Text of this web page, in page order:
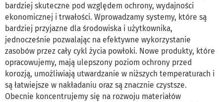
bardziej skuteczne pod względem ochrony, wydajności
ekonomicznej i trwałości. Wprowadzamy systemy, które są
bardziej przyjazne dla środowiska i użytkownika,
jednocześnie pozwalając na efektywne wykorzystanie
zasobów przez cały cykl życia powłoki. Nowe produkty, które
opracowujemy, mają ulepszony poziom ochrony przed
korozją, umożliwiają utwardzanie w niższych temperaturach i
są łatwiejsze w nakładaniu oraz są znacznie czystsze.
Obecnie koncentrujemy się na rozwoju materiałów